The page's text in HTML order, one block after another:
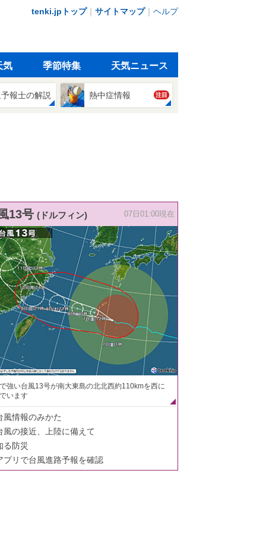
tenki.jpトップ｜ サイトマップ｜ ヘルプ
気 季節特集 天気ニュース
報士の解説 熱中症情報 注目
13号 (ドルフィン) 07日01:00現在
強い台風13号が南大東島の北北西約110kmを西に
います
風情報のみかた
風の接近、上陸に備えて
る防災
プリで台風進路予報を確認